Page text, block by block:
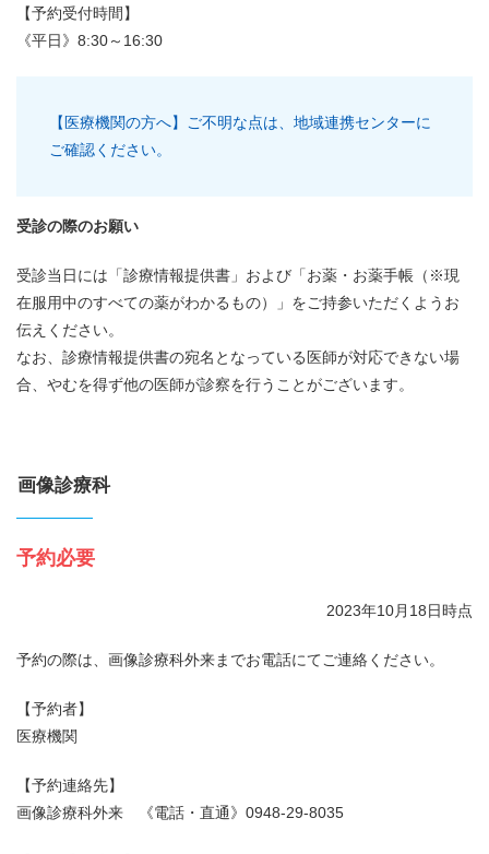
【予約受付時間】
《平日》8:30～16:30
【医療機関の方へ】ご不明な点は、地域連携センターに
ご確認ください。
受診の際のお願い
受診当日には「診療情報提供書」および「お薬・お薬手帳（※現
在服用中のすべての薬がわかるもの）」をご持参いただくようお
伝えください。
なお、診療情報提供書の宛名となっている医師が対応できない場
合、やむを得ず他の医師が診察を行うことがございます。
画像診療科
予約必要
2023年10月18日時点
予約の際は、画像診療科外来までお電話にてご連絡ください。
【予約者】
医療機関
【予約連絡先】
画像診療科外来 《電話・直通》0948-29-8035